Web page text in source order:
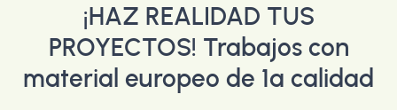
¡HAZ REALIDAD TUS
PROYECTOS! Trabajos con
material europeo de 1ª calidad